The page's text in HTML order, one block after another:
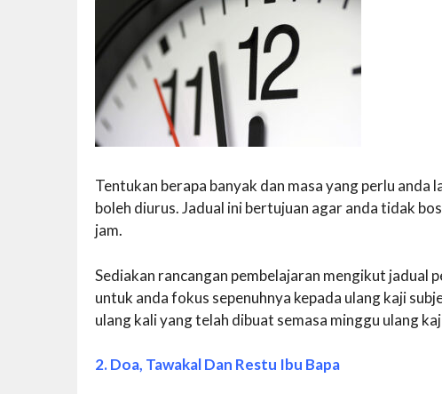
Tentukan berapa banyak dan masa yang perlu anda
boleh diurus. Jadual ini bertujuan agar anda tidak
jam.
Sediakan rancangan pembelajaran mengikut jadual
untuk anda fokus sepenuhnya kepada ulang kaji
ulang kali yang telah dibuat semasa minggu ulang
2. Doa, Tawakal Dan Restu Ibu Bapa